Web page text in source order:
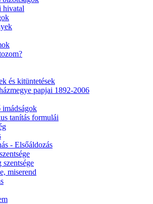
hivatal
és kitüntetések
papjai 1892-2006
tanítás formulái
- Elsőáldozás
szentsége
miserend